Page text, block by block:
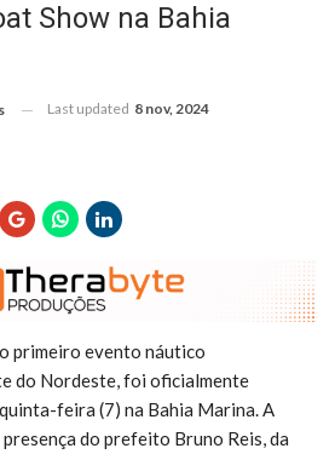
Show na Bahia
Last updated 8 nov, 2024
primeiro evento náutico
do Nordeste, foi oficialmente
feira (7) na Bahia Marina. A
do prefeito Bruno Reis, da